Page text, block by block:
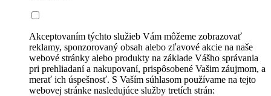
Akceptovaním týchto služieb Vám môžeme zobrazovať
reklamy, sponzorovaný obsah alebo zľavové akcie na naše
webové stránky alebo produkty na základe Vášho správania
pri prehliadaní a nakupovaní, prispôsobené Vašim záujmom, a
merať ich úspešnosť. S Vaším súhlasom používame na tejto
webovej stránke nasledujúce služby tretích strán: